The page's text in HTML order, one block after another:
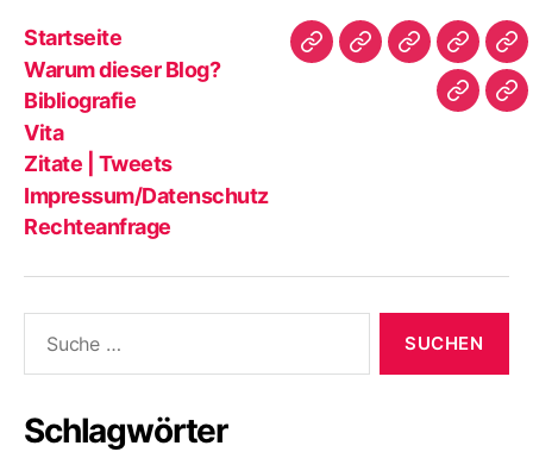
Startseite
Warum dieser Blog?
Bibliografie
Vita
Zitate | Tweets
Impressum/Datenschutz
Rechteanfrage
Startseite
WarumBibliografie
Vita
|
nach:
Schlagwörter